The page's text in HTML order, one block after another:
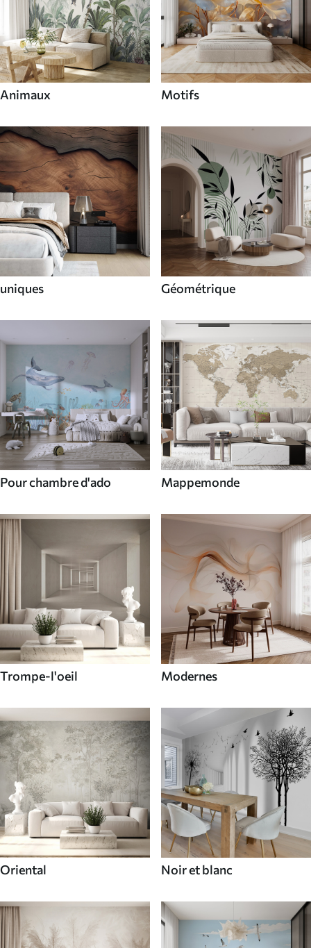
Animaux Motifs
uniques Géométrique
Pour chambre d'ado Mappemonde
Trompe-l'oeil Modernes
Oriental Noir et blanc